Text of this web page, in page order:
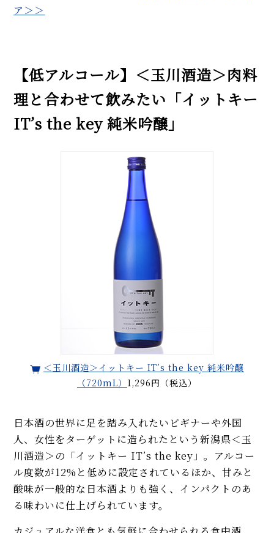
ア＞＞
【低アルコール】＜玉川酒造＞肉料
理と合わせて飲みたい「イットキー
IT’s the key 純米吟醸」
＜玉川酒造＞イットキー IT’s the key 純米吟醸
（720mL） 1,296円（税込）
日本酒の世界に足を踏み入れたいビギナーや外国
人、女性をターゲットに造られたという新潟県＜玉
川酒造＞の「イットキー IT’s the key」。アルコー
ル度数が12%と低めに設定されているほか、甘みと
酸味が一般的な日本酒よりも強く、インパクトのあ
る味わいに仕上げられています。